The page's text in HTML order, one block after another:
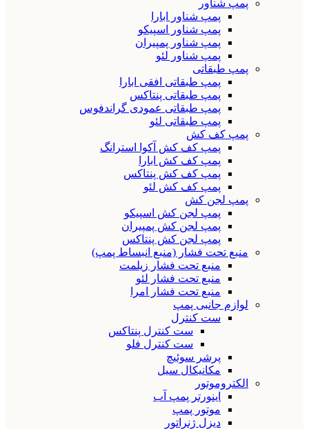
پمپ شناور
پمپ شناور ابارا
پمپ شناور اسپیکو
پمپ شناور پمپیران
پمپ شناور لئو
پمپ طبقاتی
پمپ طبقاتی افقی ابارا
پمپ طبقاتی پنتاکس
پمپ طبقاتی عمودی گراندفوس
پمپ طبقاتی لئو
پمپ کف کش
پمپ کف کش آکوا استرانگ
پمپ کف کش ابارا
پمپ کف کش پنتاکس
پمپ کف کش لئو
پمپ لجن کش
پمپ لجن کش اسپیکو
پمپ لجن کش پمپیران
پمپ لجن کش پنتاکس
منبع تحت فشار (منبع انبساط پمپ)
منبع تحت فشار زیلمت
منبع تحت فشار لئو
منبع تحت فشار امرا
لوازم جانبی پمپ
ست کنترل
ست کنترل پنتاکس
ست کنترل فلو
پرشر سوئیچ
مکانیکال سیل
الکتروموتور
اینورتر پمپ آب
موتور پمپ
دیزل ژنراتور